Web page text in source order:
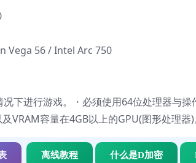
Vega 56 / Intel Arc 750
下进行游戏。・必须使用64位处理器与
容量在4GB以上的GPU(图形处理器)
离线教程 什么是D加密